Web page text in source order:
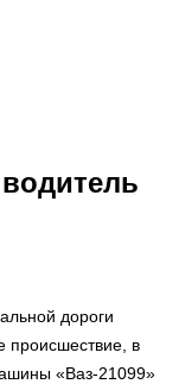
дороги
происшествие, в
«Ваз-21099»